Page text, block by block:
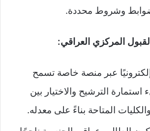
وشروط محددة.
المركزي العراقي:
إلكترونيًا عبر منصة خاصة تسمح
الترشيح والاختيار بين
المتاحة بناءً على معدله.